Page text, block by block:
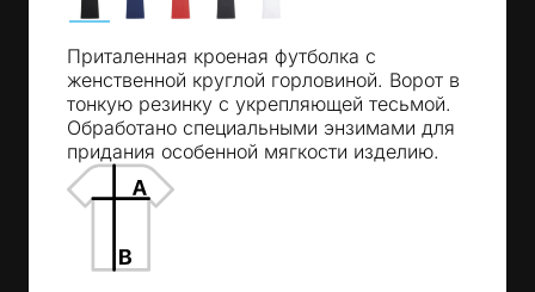
Приталенная кроеная футболка с
женственной круглой горловиной. Ворот в
тонкую резинку с укрепляющей тесьмой.
Обработано специальными энзимами для
придания особенной мягкости изделию.